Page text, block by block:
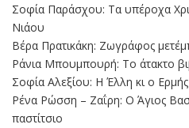
Σοφία Παράσχου: Τα υπέροχα
Νιάου
Βέρα Πρατικάκη: Ζωγράφος
Ράνια Μπουμπουρή: Το άτακτο
Σοφία Αλεξίου: Η Έλλη κι ο
Ρένα Ρώσση – Ζαΐρη: Ο Άγιος
παστίτσιο